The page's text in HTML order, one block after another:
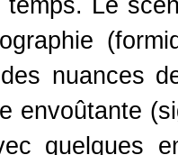
Le
nuances
envoûtante
quelques